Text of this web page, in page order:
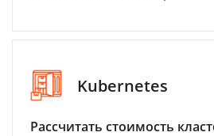
Kubernetes
Рассчитать стоимость